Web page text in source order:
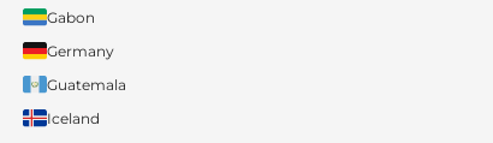
Gabon
Germany
Guatemala
Iceland